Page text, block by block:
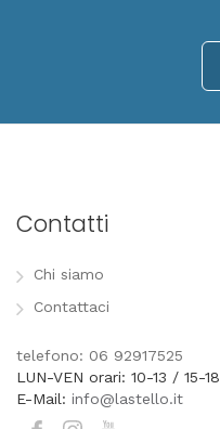
Contatti
Chi siamo
Contattaci
telefono: 06 92917525
LUN-VEN orari: 10-13 / 15-18
E-Mail: info@lastello.it